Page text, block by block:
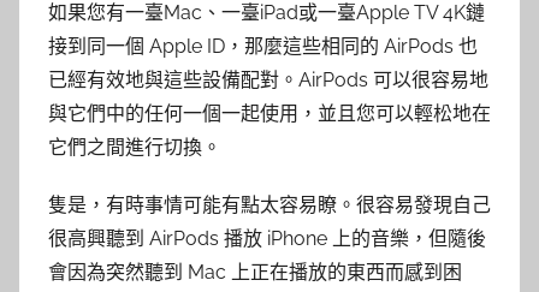
如果您有一臺Mac、一臺iPad或一臺Apple TV 4K鏈
接到同一個 Apple ID，那麼這些相同的 AirPods 也
已經有效地與這些設備配對。AirPods 可以很容易地
與它們中的任何一個一起使用，並且您可以輕松地在
它們之間進行切換。
隻是，有時事情可能有點太容易瞭。很容易發現自己
很高興聽到 AirPods 播放 iPhone 上的音樂，但隨後
會因為突然聽到 Mac 上正在播放的東西而感到困